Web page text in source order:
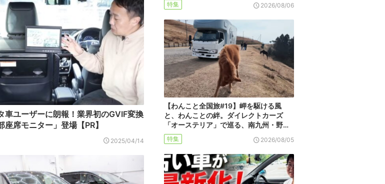
車ユーザーに朗報！業界初のGVIF変換
座席モニター」登場【PR】
2025/04/14
特集 2026/08/06
【わんこと全国旅#19】岬を駆ける風
と、わんことの絆。ダイレクトカーズ
「オーステリア」で巡る、南九州・野…
特集 2026/08/05